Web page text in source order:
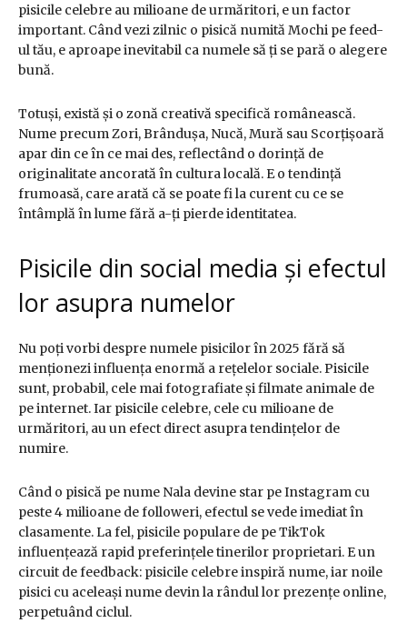
pisicile celebre au milioane de urmăritori, e un factor
important. Când vezi zilnic o pisică numită Mochi pe feed-
ul tău, e aproape inevitabil ca numele să ți se pară o alegere
bună.
Totuși, există și o zonă creativă specifică românească.
Nume precum Zori, Brândușa, Nucă, Mură sau Scorțișoară
apar din ce în ce mai des, reflectând o dorință de
originalitate ancorată în cultura locală. E o tendință
frumoasă, care arată că se poate fi la curent cu ce se
întâmplă în lume fără a-ți pierde identitatea.
Pisicile din social media și efectul
lor asupra numelor
Nu poți vorbi despre numele pisicilor în 2025 fără să
menționezi influența enormă a rețelelor sociale. Pisicile
sunt, probabil, cele mai fotografiate și filmate animale de
pe internet. Iar pisicile celebre, cele cu milioane de
urmăritori, au un efect direct asupra tendințelor de
numire.
Când o pisică pe nume Nala devine star pe Instagram cu
peste 4 milioane de followeri, efectul se vede imediat în
clasamente. La fel, pisicile populare de pe TikTok
influențează rapid preferințele tinerilor proprietari. E un
circuit de feedback: pisicile celebre inspiră nume, iar noile
pisici cu aceleași nume devin la rândul lor prezențe online,
perpetuând ciclul.